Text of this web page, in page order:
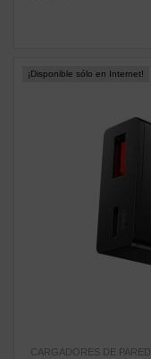
¡Disponible sólo en Internet!
CARGADORES DE PARED